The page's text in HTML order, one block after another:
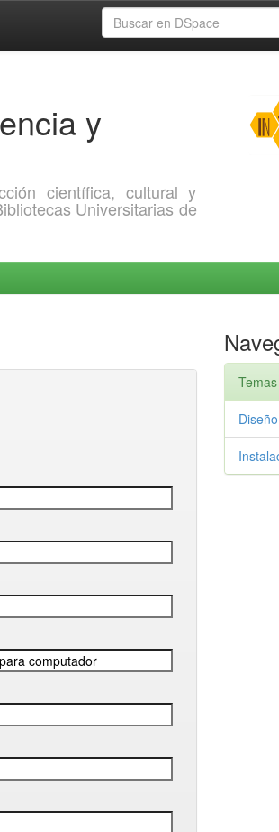
y
científica, cultural y
Universitarias de
Temas